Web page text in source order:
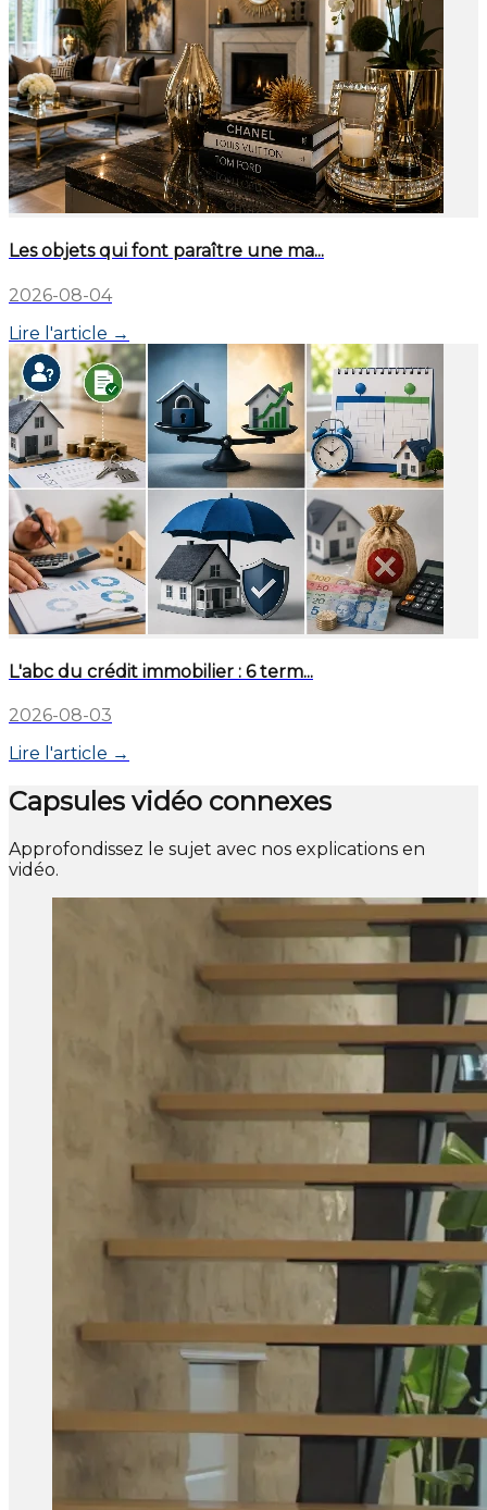
Les objets qui font paraître une ma...
2026-08-04
Lire l'article →
L'abc du crédit immobilier : 6 term...
2026-08-03
Lire l'article →
Capsules vidéo connexes
Approfondissez le sujet avec nos explications en
vidéo.